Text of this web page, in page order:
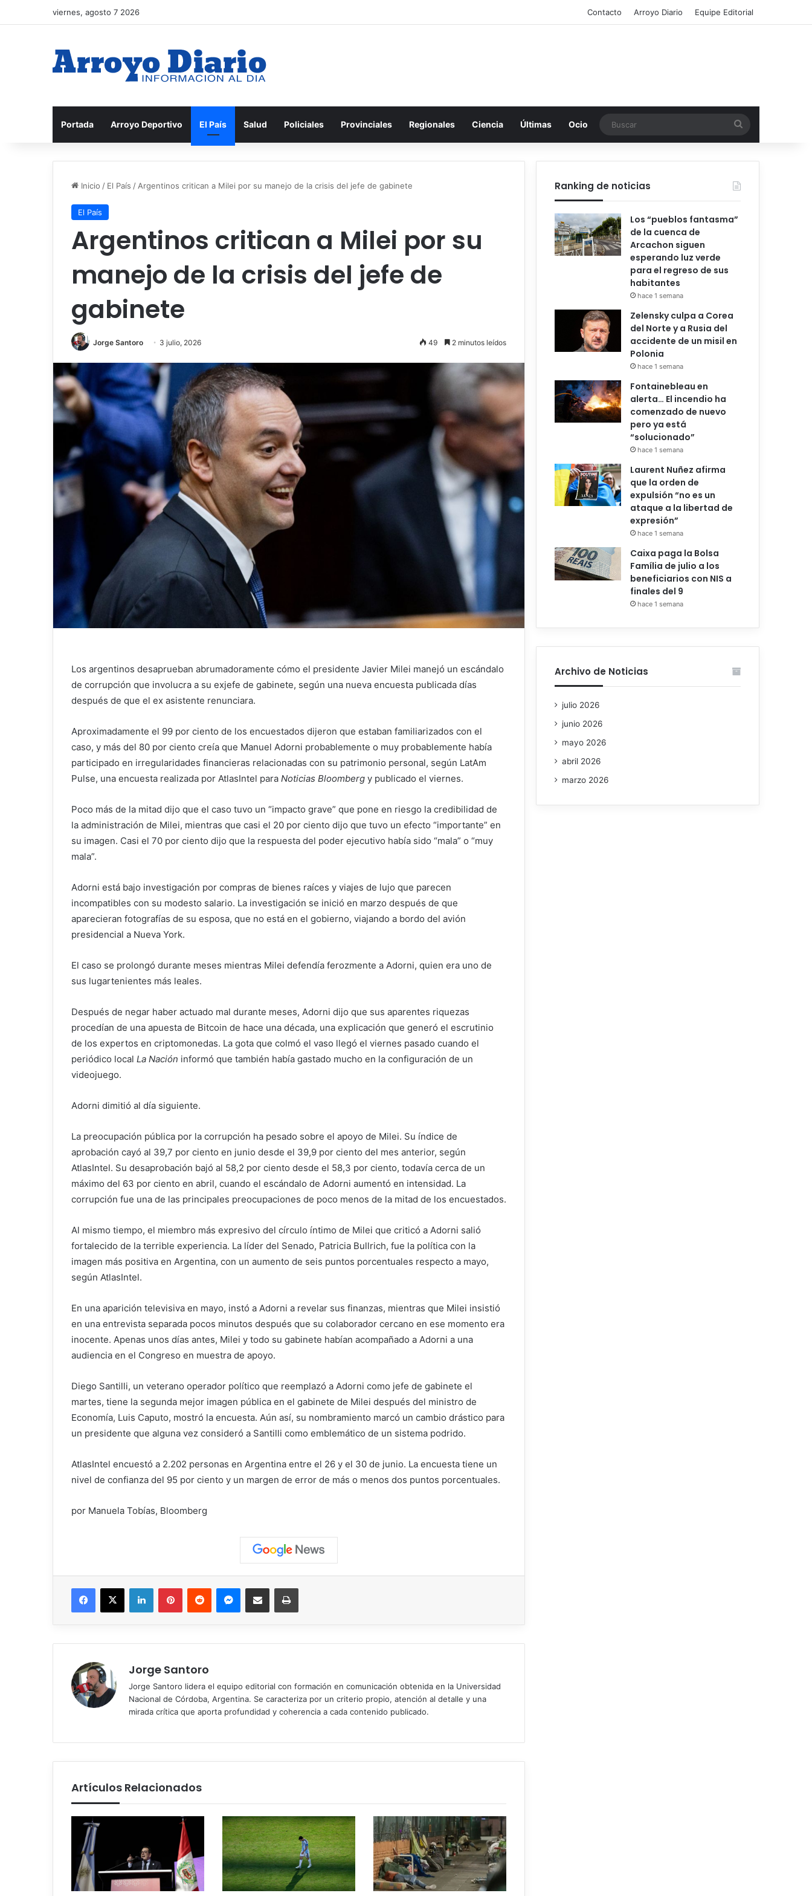
viernes, agosto 7 2026 Contacto Arroyo Diario Equipe Editorial
Portada Arroyo Deportivo El País Salud Policiales Provinciales Regionales Ciencia Últimas Ocio
Inicio / El País / Argentinos critican a Milei por su manejo de la crisis del jefe de gabinete
El País
Argentinos critican a Milei por su
manejo de la crisis del jefe de
gabinete
Jorge Santoro 3 julio, 2026 49 2 minutos leídos
Los argentinos desaprueban abrumadoramente cómo el presidente Javier Milei manejó un escándalo
de corrupción que involucra a su exjefe de gabinete, según una nueva encuesta publicada días
después de que el ex asistente renunciara.
Aproximadamente el 99 por ciento de los encuestados dijeron que estaban familiarizados con el
caso, y más del 80 por ciento creía que Manuel Adorni probablemente o muy probablemente había
participado en irregularidades financieras relacionadas con su patrimonio personal, según LatAm
Pulse, una encuesta realizada por AtlasIntel para Noticias Bloomberg y publicado el viernes.
Poco más de la mitad dijo que el caso tuvo un “impacto grave” que pone en riesgo la credibilidad de
la administración de Milei, mientras que casi el 20 por ciento dijo que tuvo un efecto “importante” en
su imagen. Casi el 70 por ciento dijo que la respuesta del poder ejecutivo había sido “mala” o “muy
mala”.
Adorni está bajo investigación por compras de bienes raíces y viajes de lujo que parecen
incompatibles con su modesto salario. La investigación se inició en marzo después de que
aparecieran fotografías de su esposa, que no está en el gobierno, viajando a bordo del avión
presidencial a Nueva York.
El caso se prolongó durante meses mientras Milei defendía ferozmente a Adorni, quien era uno de
sus lugartenientes más leales.
Después de negar haber actuado mal durante meses, Adorni dijo que sus aparentes riquezas
procedían de una apuesta de Bitcoin de hace una década, una explicación que generó el escrutinio
de los expertos en criptomonedas. La gota que colmó el vaso llegó el viernes pasado cuando el
periódico local La Nación informó que también había gastado mucho en la configuración de un
videojuego.
Adorni dimitió al día siguiente.
La preocupación pública por la corrupción ha pesado sobre el apoyo de Milei. Su índice de
aprobación cayó al 39,7 por ciento en junio desde el 39,9 por ciento del mes anterior, según
AtlasIntel. Su desaprobación bajó al 58,2 por ciento desde el 58,3 por ciento, todavía cerca de un
máximo del 63 por ciento en abril, cuando el escándalo de Adorni aumentó en intensidad. La
corrupción fue una de las principales preocupaciones de poco menos de la mitad de los encuestados.
Al mismo tiempo, el miembro más expresivo del círculo íntimo de Milei que criticó a Adorni salió
fortalecido de la terrible experiencia. La líder del Senado, Patricia Bullrich, fue la política con la
imagen más positiva en Argentina, con un aumento de seis puntos porcentuales respecto a mayo,
según AtlasIntel.
En una aparición televisiva en mayo, instó a Adorni a revelar sus finanzas, mientras que Milei insistió
en una entrevista separada pocos minutos después que su colaborador cercano en ese momento era
inocente. Apenas unos días antes, Milei y todo su gabinete habían acompañado a Adorni a una
audiencia en el Congreso en muestra de apoyo.
Diego Santilli, un veterano operador político que reemplazó a Adorni como jefe de gabinete el
martes, tiene la segunda mejor imagen pública en el gabinete de Milei después del ministro de
Economía, Luis Caputo, mostró la encuesta. Aún así, su nombramiento marcó un cambio drástico para
un presidente que alguna vez consideró a Santilli como emblemático de un sistema podrido.
AtlasIntel encuestó a 2.202 personas en Argentina entre el 26 y el 30 de junio. La encuesta tiene un
nivel de confianza del 95 por ciento y un margen de error de más o menos dos puntos porcentuales.
por Manuela Tobías, Bloomberg
Facebook
X LinkedInPinterestReddit MessengerCompartir vía correo electrónicoImprimir
Jorge Santoro
Jorge Santoro lidera el equipo editorial con formación en comunicación obtenida en la Universidad
Nacional de Córdoba, Argentina. Se caracteriza por un criterio propio, atención al detalle y una
mirada crítica que aporta profundidad y coherencia a cada contenido publicado.
Artículos Relacionados
Ranking de noticias
Los “pueblos fantasma”
de la cuenca de
Arcachon siguen
esperando luz verde
para el regreso de sus
habitantes
hace 1 semana
Zelensky culpa a Corea
del Norte y a Rusia del
accidente de un misil en
Polonia
hace 1 semana
Fontainebleau en
alerta… El incendio ha
comenzado de nuevo
pero ya está
“solucionado”
hace 1 semana
Laurent Nuñez afirma
que la orden de
expulsión “no es un
ataque a la libertad de
expresión”
hace 1 semana
Caixa paga la Bolsa
Família de julio a los
beneficiarios con NIS a
finales del 9
hace 1 semana
Archivo de Noticias
julio 2026
junio 2026
mayo 2026
abril 2026
marzo 2026